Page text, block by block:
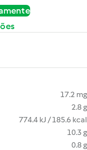
17.2 mg
2.8 g
774.4 kJ / 185.6 kcal
10.3 g
0.8 g